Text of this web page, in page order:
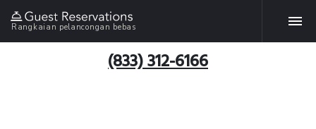
Rangkaian pelancongan bebas
(833) 312-6166